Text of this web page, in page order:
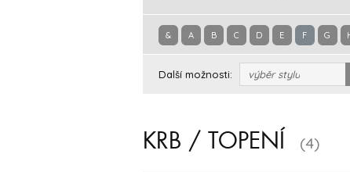
& A B C D E F G
Další možnosti: výběr stylu
KRB / TOPENÍ (4)